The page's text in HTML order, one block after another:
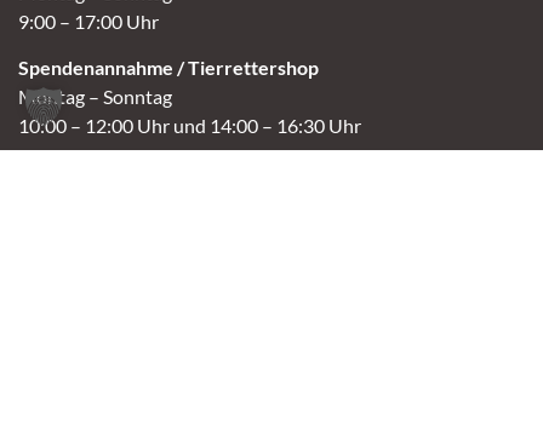
9:00 – 17:00 Uhr
Spendenannahme / Tierrettershop
Montag – Sonntag
10:00 – 12:00 Uhr und 14:00 – 16:30 Uhr